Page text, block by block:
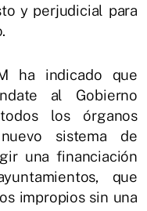
y perjudicial para
ha indicado que
al Gobierno
los órganos
sistema de
una financiación
que
impropios sin una